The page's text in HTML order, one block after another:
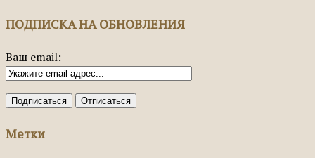
ПОДПИСКА НА ОБНОВЛЕНИЯ
Ваш email:
Метки